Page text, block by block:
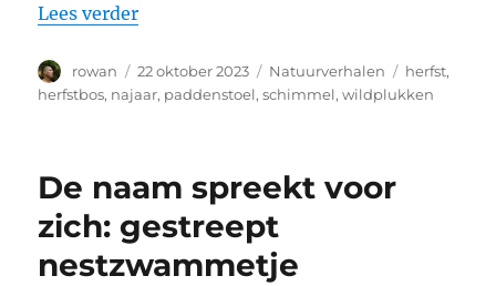
Lees verder“Verantwoord paddenstoelen zoeken”
Auteur
rowan
Geplaatst
op
22 oktober 2023 Categorieën
Natuurverhalen Tags
herfst,
herfstbos, najaar, paddenstoel,schimmel,wildplukken
De naam spreekt voor
zich: gestreept
nestzwammetje